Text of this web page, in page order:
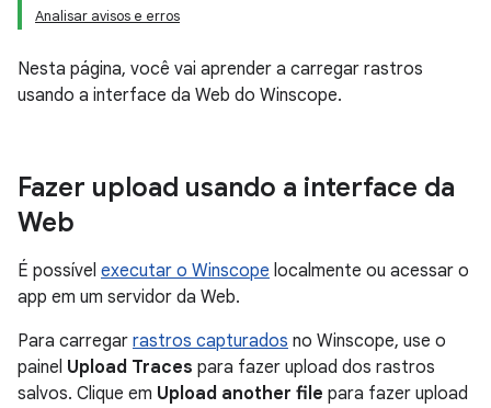
Analisar avisos e erros
Nesta página, você vai aprender a carregar rastros
usando a interface da Web do Winscope.
Fazer upload usando a interface da
Web
É possível executar o Winscope localmente ou acessar o
app em um servidor da Web.
Para carregar rastros capturados no Winscope, use o
painel Upload Traces para fazer upload dos rastros
salvos. Clique em Upload another file para fazer upload